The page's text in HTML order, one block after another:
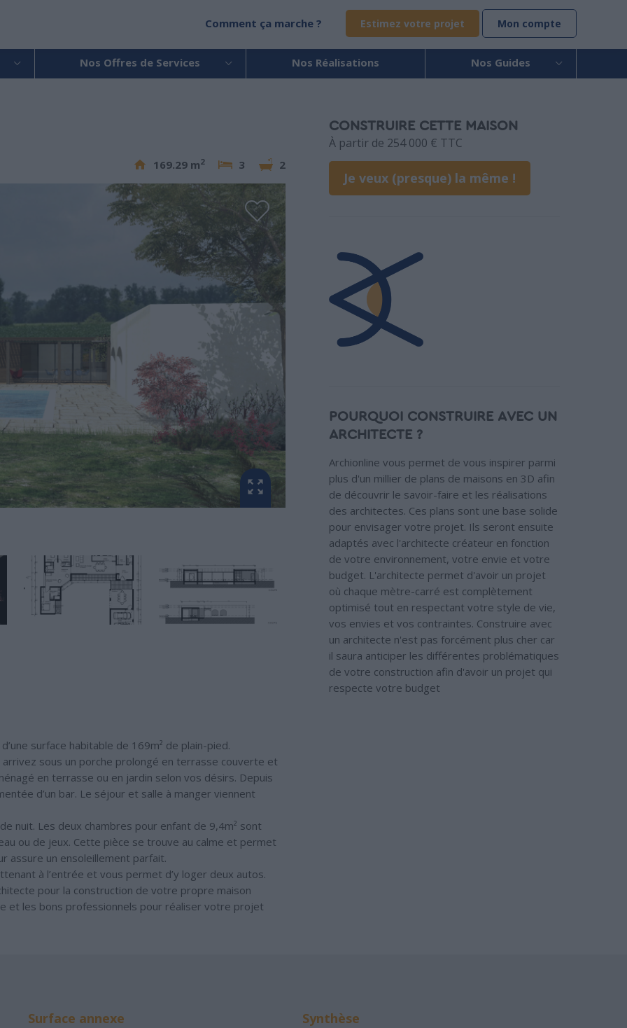
Comment ça marche ? Estimez votre projet Mon compte
Nos Offres de Services Nos Réalisations Nos Guides
169.29 m2 3 2
surface habitable de 169m² de plain-pied.
sous un porche prolongé en terrasse couverte et
en terrasse ou en jardin selon vos désirs. Depuis
d’un bar. Le séjour et salle à manger viennent
nuit. Les deux chambres pour enfant de 9,4m² sont
ou de jeux. Cette pièce se trouve au calme et permet
assure un ensoleillement parfait.
à l’entrée et vous permet d’y loger deux autos.
pour la construction de votre propre maison
et les bons professionnels pour réaliser votre projet
CONSTRUIRE CETTE MAISON
À partir de 254 000 € TTC
Je veux (presque) la même !
POURQUOI CONSTRUIRE AVEC UN
ARCHITECTE ?
Archionline vous permet de vous inspirer parmi
plus d'un millier de plans de maisons en 3D afin
de découvrir le savoir-faire et les réalisations
des architectes. Ces plans sont une base solide
pour envisager votre projet. Ils seront ensuite
adaptés avec l'architecte créateur en fonction
de votre environnement, votre envie et votre
budget. L'architecte permet d'avoir un projet
où chaque mètre-carré est complètement
optimisé tout en respectant votre style de vie,
vos envies et vos contraintes. Construire avec
un architecte n'est pas forcément plus cher car
il saura anticiper les différentes problématiques
de votre construction afin d'avoir un projet qui
respecte votre budget
Surface annexe Synthèse